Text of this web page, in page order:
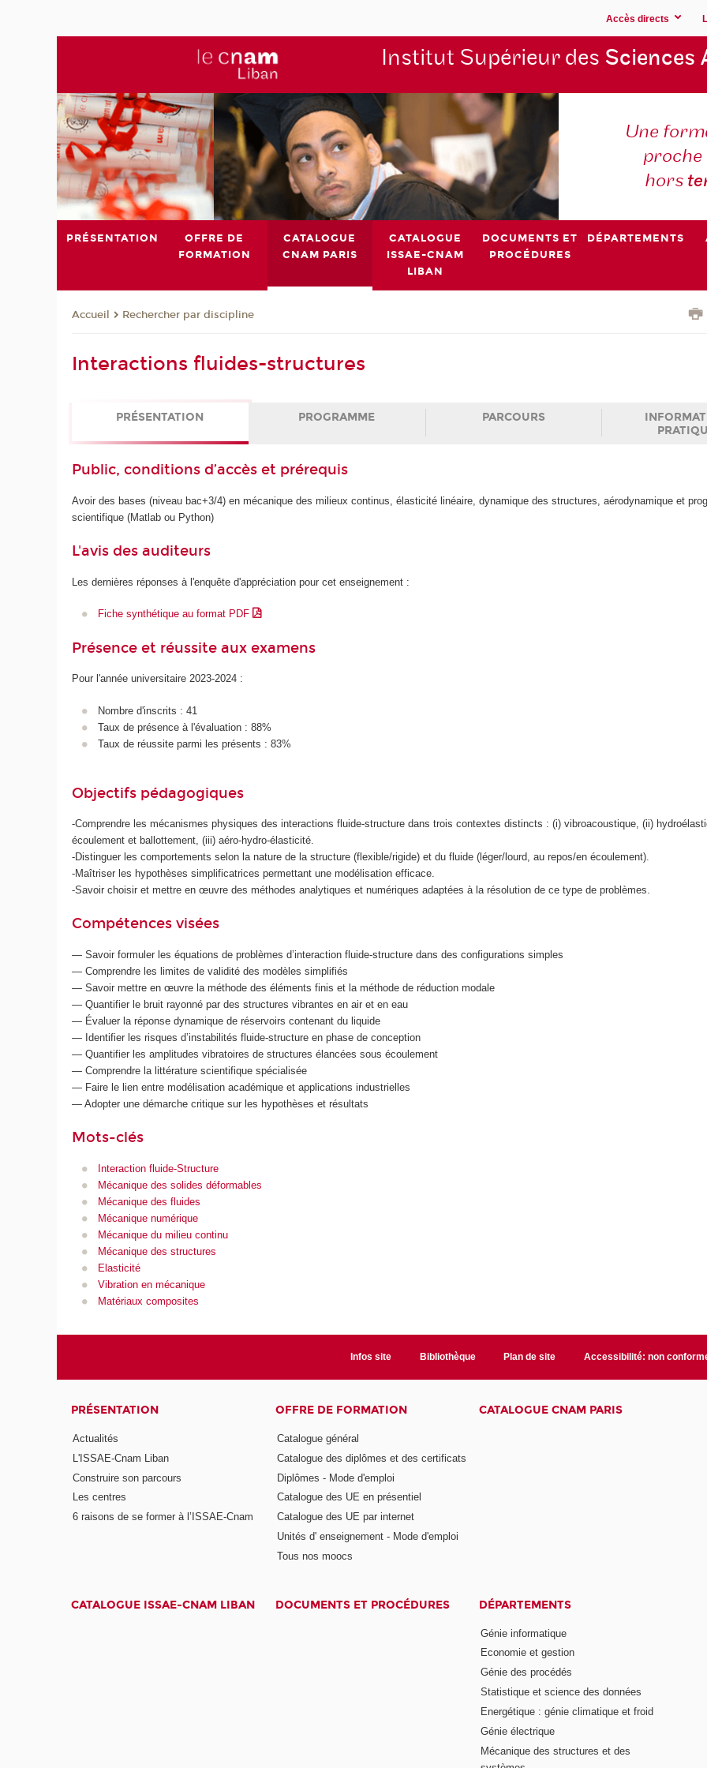
Accès directs
Institut Supérieur des Sciences
Une
proche
hors
PRÉSENTATION
OFFRE DE
FORMATION
CATALOGUE
CNAM PARIS
CATALOGUE
ISSAE-CNAM
LIBAN
DOCUMENTS ET
PROCÉDURES
DÉPARTEMENTS
Accueil Rechercher par discipline
Interactions fluides-structures
PRÉSENTATION PROGRAMME PARCOURS
Public, conditions d’accès et prérequis
Avoir des bases (niveau bac+3/4) en mécanique des milieux continus, élasticité linéaire, dynamique des structures, aérodynamique et
scientifique (Matlab ou Python)
L'avis des auditeurs
Les dernières réponses à l'enquête d'appréciation pour cet enseignement :
Fiche synthétique au format PDF
Présence et réussite aux examens
Pour l'année universitaire 2023-2024 :
Nombre d'inscrits : 41
Taux de présence à l'évaluation : 88%
Taux de réussite parmi les présents : 83%
Objectifs pédagogiques
-Comprendre les mécanismes physiques des interactions fluide-structure dans trois contextes distincts : (i) vibroacoustique, (ii)
écoulement et ballottement, (iii) aéro-hydro-élasticité.
-Distinguer les comportements selon la nature de la structure (flexible/rigide) et du fluide (léger/lourd, au repos/en écoulement).
-Maîtriser les hypothèses simplificatrices permettant une modélisation efficace.
-Savoir choisir et mettre en œuvre des méthodes analytiques et numériques adaptées à la résolution de ce type de problèmes.
Compétences visées
— Savoir formuler les équations de problèmes d’interaction fluide-structure dans des configurations simples
— Comprendre les limites de validité des modèles simplifiés
— Savoir mettre en œuvre la méthode des éléments finis et la méthode de réduction modale
— Quantifier le bruit rayonné par des structures vibrantes en air et en eau
— Évaluer la réponse dynamique de réservoirs contenant du liquide
— Identifier les risques d’instabilités fluide-structure en phase de conception
— Quantifier les amplitudes vibratoires de structures élancées sous écoulement
— Comprendre la littérature scientifique spécialisée
— Faire le lien entre modélisation académique et applications industrielles
— Adopter une démarche critique sur les hypothèses et résultats
Mots-clés
Interaction fluide-Structure
Mécanique des solides déformables
Mécanique des fluides
Mécanique numérique
Mécanique du milieu continu
Mécanique des structures
Elasticité
Vibration en mécanique
Matériaux composites
Infos site Bibliothèque Plan de site Accessibilité: non
PRÉSENTATION
Actualités
L'ISSAE-Cnam Liban
Construire son parcours
Les centres
6 raisons de se former à l’ISSAE-Cnam
OFFRE DE FORMATION
Catalogue général
Catalogue des diplômes et des certificats
Diplômes - Mode d'emploi
Catalogue des UE en présentiel
Catalogue des UE par internet
Unités d' enseignement - Mode d'emploi
Tous nos moocs
CATALOGUE CNAM PARIS
CATALOGUE ISSAE-CNAM LIBAN DOCUMENTS ET PROCÉDURES DÉPARTEMENTS
Génie informatique
Economie et gestion
Génie des procédés
Statistique et science des données
Energétique : génie climatique et froid
Génie électrique
Mécanique des structures et des